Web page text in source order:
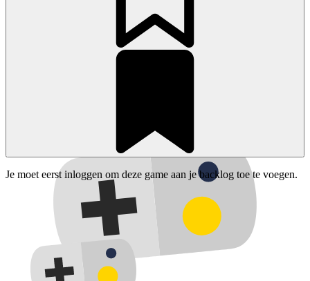
Je moet eerst inloggen om deze game aan je backlog toe te voegen.